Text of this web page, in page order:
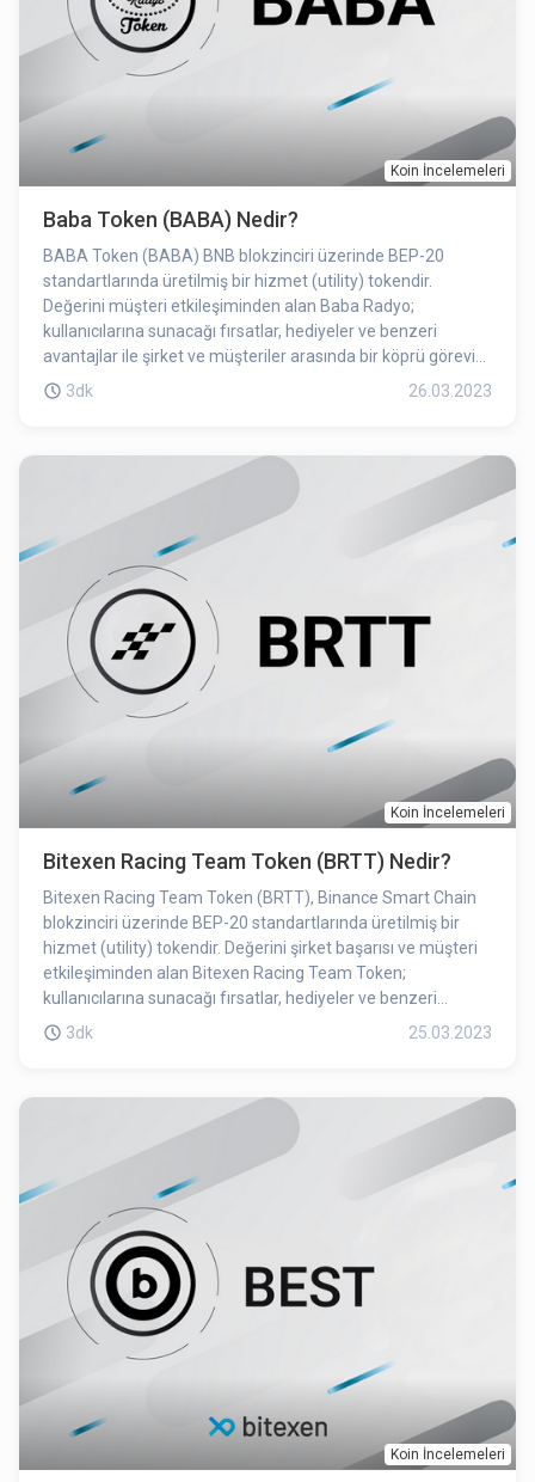
Koin İncelemeleri
Baba Token (BABA) Nedir?
BABA Token (BABA) BNB blokzinciri üzerinde BEP-20
standartlarında üretilmiş bir hizmet (utility) tokendir.
Değerini müşteri etkileşiminden alan Baba Radyo;
kullanıcılarına sunacağı fırsatlar, hediyeler ve benzeri
avantajlar ile şirket ve müşteriler arasında bir köprü görevi
görecektir. BABA Token, sahiplerine BABA Radyo
sunulacak bir "utility token"dir.
3dk 26.03.2023
Koin İncelemeleri
Bitexen Racing Team Token (BRTT) Nedir?
Bitexen Racing Team Token (BRTT), Binance Smart Chain
blokzinciri üzerinde BEP-20 standartlarında üretilmiş bir
hizmet (utility) tokendir. Değerini şirket başarısı ve müşteri
etkileşiminden alan Bitexen Racing Team Token;
kullanıcılarına sunacağı fırsatlar, hediyeler ve benzeri
avantajlar ile şirket ve müşteriler arasında bir köprü görevi
ekonomisinin temelini motor üreticilerinin sponsorluğu
üzerine inşa edilmiş durumda. Aynı zamanda bu endüstriye
parça üreten bir çok firma endüstrinin büyümesinde önemli
pay sahibi. Bununla birlikte organizasyonlar seviyesinde bu
sporu en değerli kılan unsur, birçok spor branşında olduğu
gibi bu sporun takipçileri ve fanatikleridir.
3dk 25.03.2023
Koin İncelemeleri